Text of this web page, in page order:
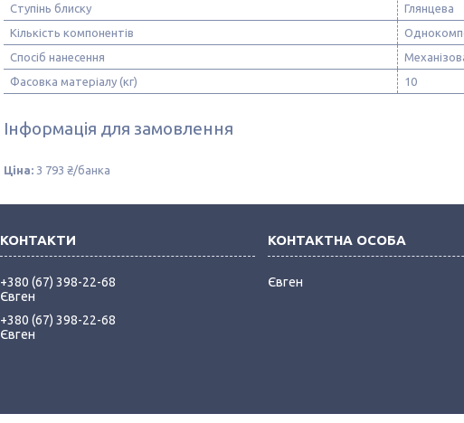
Ступінь блиску
Глянцева
Кількість компонентів
Спосіб нанесення
Фасовка матеріалу (кг)
10
Інформація для замовлення
Ціна: 3 793 ₴/банка
+380 (67) 398-22-68
Євген
+380 (67) 398-22-68
Євген
Євген